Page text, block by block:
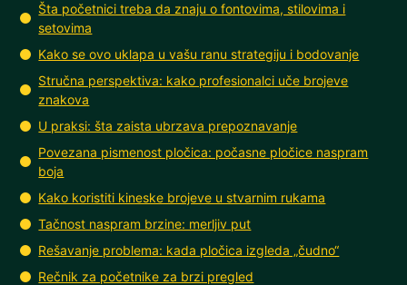
Šta početnici treba da znaju o fontovima, stilovima i
setovima
Kako se ovo uklapa u vašu ranu strategiju i bodovanje
Stručna perspektiva: kako profesionalci uče brojeve
znakova
U praksi: šta zaista ubrzava prepoznavanje
Povezana pismenost pločica: počasne pločice naspram
boja
Kako koristiti kineske brojeve u stvarnim rukama
Tačnost naspram brzine: merljiv put
Rešavanje problema: kada pločica izgleda „čudno“
Rečnik za početnike za brzi pregled